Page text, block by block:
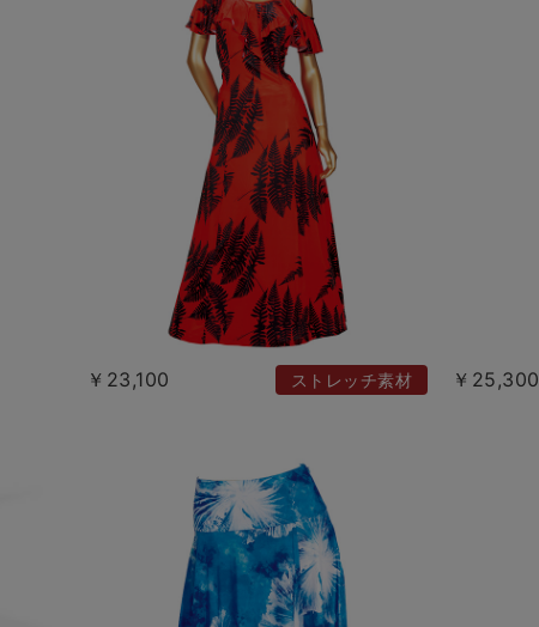
￥23,100 ストレッチ素材 ￥25,300